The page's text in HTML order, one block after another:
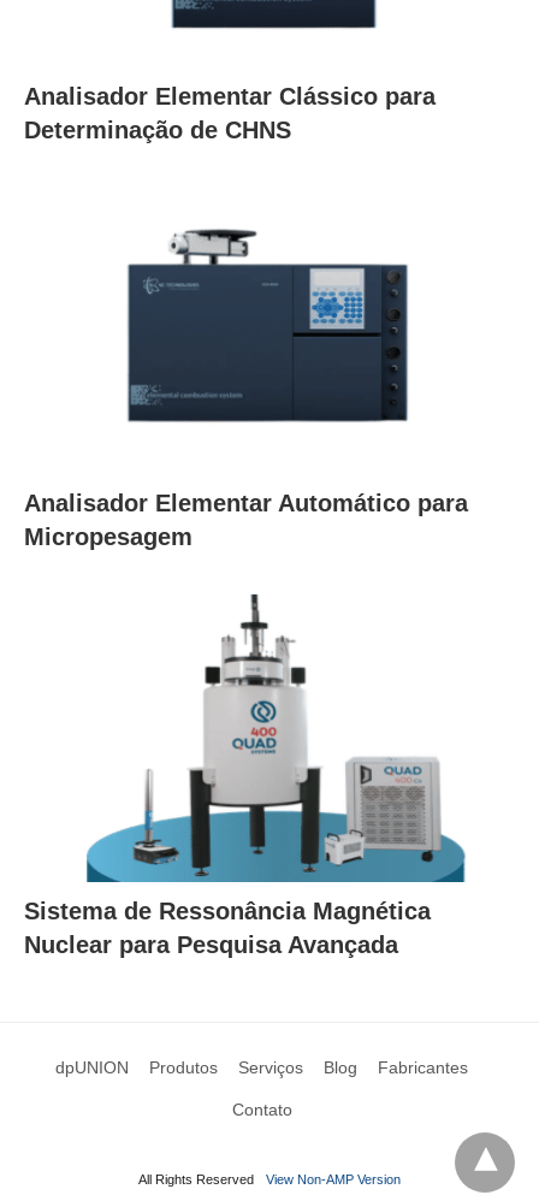
Analisador Elementar Clássico para
Determinação de CHNS
Analisador Elementar Automático para
Micropesagem
Sistema de Ressonância Magnética
Nuclear para Pesquisa Avançada
dpUNION Produtos Serviços Blog Fabricantes
Contato
All Rights Reserved View Non-AMP Version